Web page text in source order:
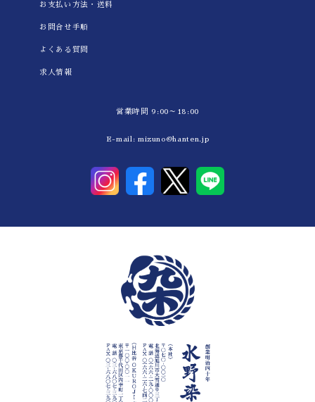
お支払い方法・送料
お問合せ手順
よくある質問
求人情報
営業時間 9:00～18:00
E-mail: mizuno@hanten.jp